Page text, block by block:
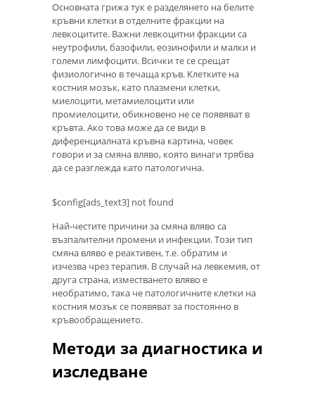
Основната грижа тук е разделянето на белите
кръвни клетки в отделните фракции на
левкоцитите. Важни левкоцитни фракции са
неутрофили, базофили, еозинофили и малки и
големи лимфоцити. Всички те се срещат
физиологично в течаща кръв. Клетките на
костния мозък, като плазмени клетки,
миелоцити, метамиелоцити или
промиелоцити, обикновено не се появяват в
кръвта. Ако това може да се види в
диференциалната кръвна картина, човек
говори и за смяна вляво, която винаги трябва
да се разглежда като патологична.
$config[ads_text3] not found
Най-честите причини за смяна вляво са
възпалителни промени и инфекции. Този тип
смяна вляво е реактивен, т.е. обратим и
изчезва чрез терапия. В случай на левкемия, от
друга страна, изместването вляво е
необратимо, така че патологичните клетки на
костния мозък се появяват за постоянно в
кръвообращението.
Методи за диагностика и
изследване